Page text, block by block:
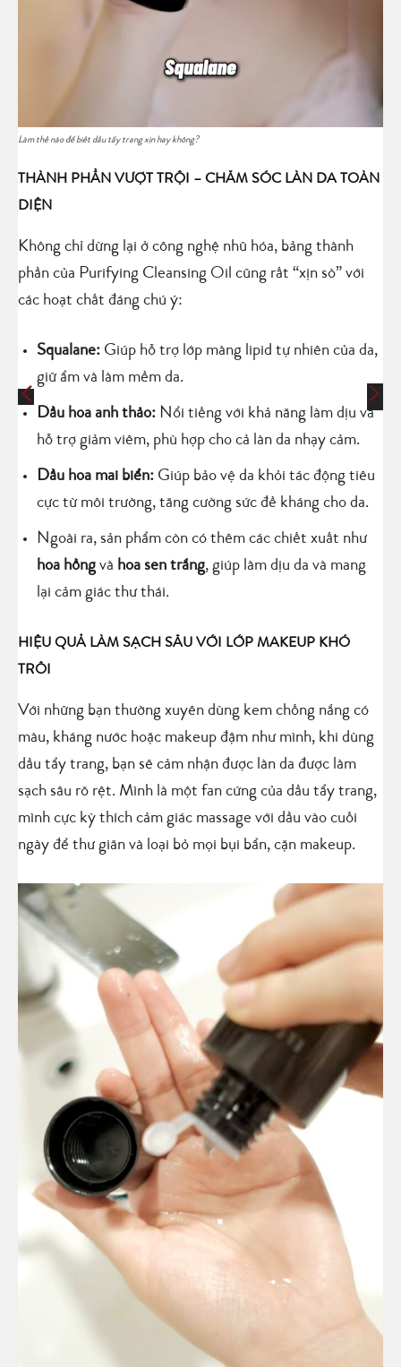
Làm thế nào để biết dầu tẩy trang xịn hay không?
THÀNH PHẦN VƯỢT TRỘI – CHĂM SÓC LÀN DA TOÀN
DIỆN
Không chỉ dừng lại ở công nghệ nhũ hóa, bảng thành
phần của Purifying Cleansing Oil cũng rất “xịn sò” với
các hoạt chất đáng chú ý:
Squalane: Giúp hỗ trợ lớp màng lipid tự nhiên của da,
giữ ẩm và làm mềm da.
Dầu hoa anh thảo: Nổi tiếng với khả năng làm dịu và
hỗ trợ giảm viêm, phù hợp cho cả làn da nhạy cảm.
Dầu hoa mai biển: Giúp bảo vệ da khỏi tác động tiêu
cực từ môi trường, tăng cường sức đề kháng cho da.
Ngoài ra, sản phẩm còn có thêm các chiết xuất như
hoa hồng và hoa sen trắng, giúp làm dịu da và mang
lại cảm giác thư thái.
HIỆU QUẢ LÀM SẠCH SÂU VỚI LỚP MAKEUP KHÓ
TRÔI
Với những bạn thường xuyên dùng kem chống nắng có
màu, kháng nước hoặc makeup đậm như mình, khi dùng
dầu tẩy trang, bạn sẽ cảm nhận được làn da được làm
sạch sâu rõ rệt. Mình là một fan cứng của dầu tẩy trang,
mình cực kỳ thích cảm giác massage với dầu vào cuối
ngày để thư giãn và loại bỏ mọi bụi bẩn, cặn makeup.